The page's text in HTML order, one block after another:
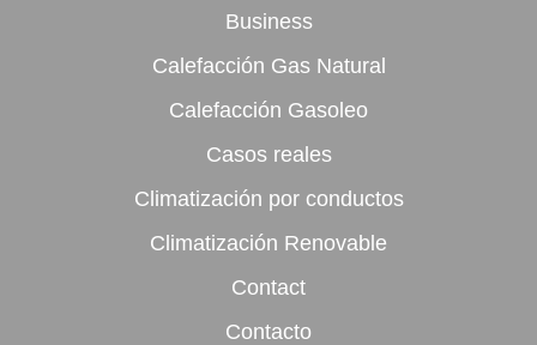
Business
Calefacción Gas Natural
Calefacción Gasoleo
Casos reales
Climatización por conductos
Climatización Renovable
Contact
Contacto